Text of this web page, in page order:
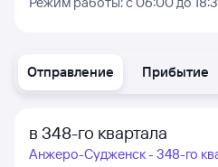
Отправление Прибытие
в 348-го квартала
Анжеро-Судженск - 348-го